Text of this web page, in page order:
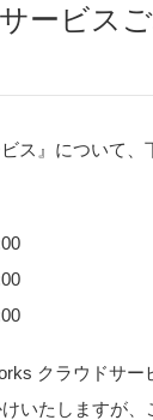
ービス
ス』について
クラウドサ
いたしますが、